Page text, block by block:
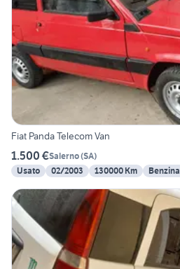
Fiat Panda Telecom Van
1.500 €Salerno(SA)
Usato
02/2003 130000 Km Benzina